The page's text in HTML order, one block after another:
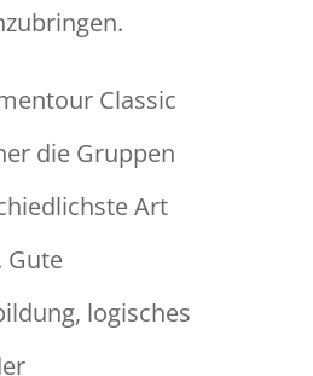
Classic
die Gruppen
Art
Gute
logisches